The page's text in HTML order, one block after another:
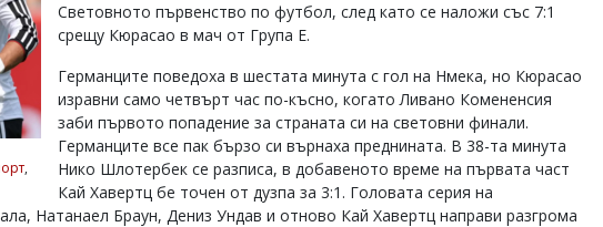
,
Световното първенство по футбол, след като се наложи със 7:1
срещу Кюрасао в мач от Група Е.
Германците поведоха в шестата минута с гол на Нмека, но Кюрасао
изравни само четвърт час по-късно, когато Ливано Комененсия
заби първото попадение за страната си на световни финали.
Германците все пак бързо си върнаха преднината. В 38-та минута
Нико Шлотербек се разписа, в добавеното време на първата част
Кай Хавертц бе точен от дузпа за 3:1. Головата серия на
Натанаел Браун, Дениз Ундав и отново Кай Хавертц направи разгрома